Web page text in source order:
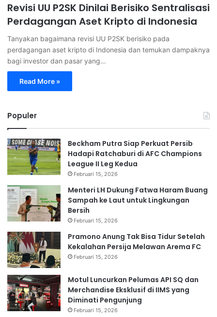
Revisi UU P2SK Dinilai Berisiko Sentralisasi
Perdagangan Aset Kripto di Indonesia
Tanyakan bagaimana revisi UU P2SK berisiko pada
perdagangan aset kripto di Indonesia dan temukan dampaknya
bagi investor dan pasar yang…
Read More »
Populer
Beckham Putra Siap Perkuat Persib
Hadapi Ratchaburi di AFC Champions
League II Leg Kedua
Februari 15, 2026
Menteri LH Dukung Fatwa Haram Buang
Sampah ke Laut untuk Lingkungan
Bersih
Februari 15, 2026
Pramono Anung Tak Bisa Tidur Setelah
Kekalahan Persija Melawan Arema FC
Februari 15, 2026
Motul Luncurkan Pelumas API SQ dan
Merchandise Eksklusif di IIMS yang
Diminati Pengunjung
Februari 15, 2026